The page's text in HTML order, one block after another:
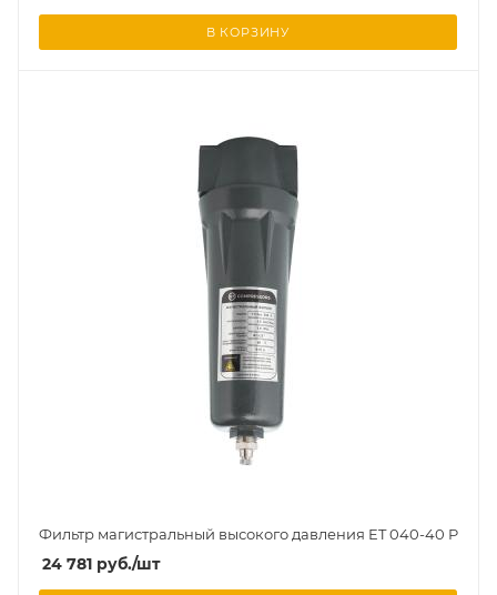
В КОРЗИНУ
Фильтр магистральный высокого давления ET 040-40 P
24 781 руб./шт